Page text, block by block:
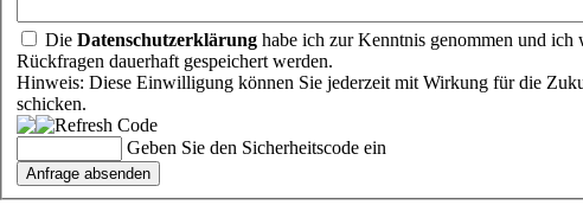
Die Datenschutzerklärung habe ich zur Kenntnis genommen und
Rückfragen dauerhaft gespeichert werden.
Hinweis: Diese Einwilligung können Sie jederzeit mit Wirkung für die
schicken.
Geben Sie den Sicherheitscode ein